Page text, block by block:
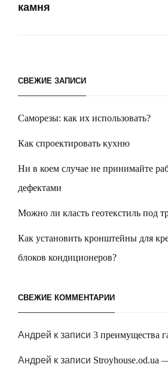
камня
СВЕЖИЕ ЗАПИСИ
Саморезы: как их использовать?
Как спроектировать кухню
Ни в коем случае не принимайте
дефектами
Можно ли класть геотекстиль под
Как установить кронштейны для
блоков кондиционеров?
СВЕЖИЕ КОММЕНТАРИИ
Андрей к записи 3 преимущества
Андрей к записи Stroyhouse.od.ua